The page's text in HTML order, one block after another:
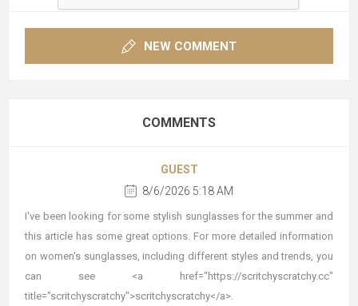
NEW COMMENT
COMMENTS
GUEST
8/6/2026 5:18 AM
I've been looking for some stylish sunglasses for the summer and
this article has some great options. For more detailed information
on women's sunglasses, including different styles and trends, you
can see <a href="https://scritchyscratchy.cc"
title="scritchyscratchy">scritchyscratchy</a>.